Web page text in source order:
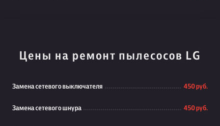
Цены на ремонт пылесосов LG
Замена сетевого выключателя 450 руб.
Замена сетевого шнура 450 руб.